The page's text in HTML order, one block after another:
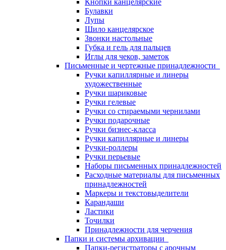
Кнопки канцелярские
Булавки
Лупы
Шило канцелярское
Звонки настольные
Губка и гель для пальцев
Иглы для чеков, заметок
Письменные и чертежные принадлежности
Ручки капиллярные и линеры
художественные
Ручки шариковые
Ручки гелевые
Ручки со стираемыми чернилами
Ручки подарочные
Ручки бизнес-класса
Ручки капиллярные и линеры
Ручки-роллеры
Ручки перьевые
Наборы письменных принадлежностей
Расходные материалы для письменных
принадлежностей
Маркеры и текстовыделители
Карандаши
Ластики
Точилки
Принадлежности для черчения
Папки и системы архивации
Папки-регистраторы с арочным